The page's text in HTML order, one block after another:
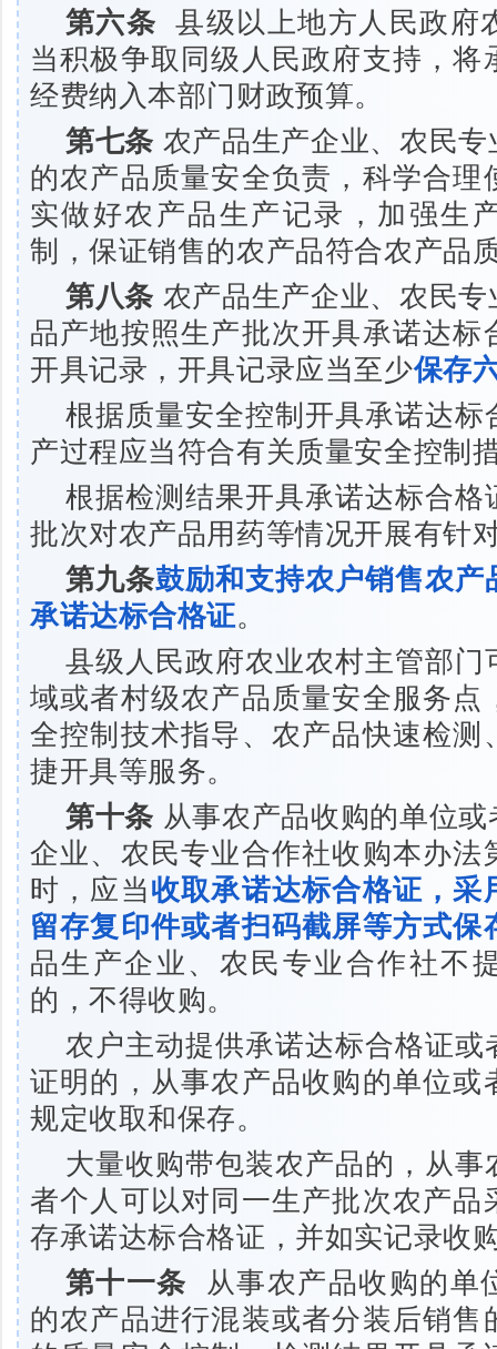
第六条 县级以上地方人民政府
当积极争取同级人民政府支持，
经费纳入本部门财政预算。
第七条 农产品生产企业、农民
的农产品质量安全负责，科学合理
实做好农产品生产记录，加强生
制，保证销售的农产品符合农产品
第八条 农产品生产企业、农民
品产地按照生产批次开具承诺达标
开具记录，开具记录应当至少保存
根据质量安全控制开具承诺达
产过程应当符合有关质量安全控制
根据检测结果开具承诺达标合
批次对农产品用药等情况开展有针
第九条鼓励和支持农户销售农
承诺达标合格证。
县级人民政府农业农村主管部
域或者村级农产品质量安全服务点
全控制技术指导、农产品快速检测
捷开具等服务。
第十条 从事农产品收购的单位
企业、农民专业合作社收购本办法
时，应当收取承诺达标合格证，采
留存复印件或者扫码截屏等方式保
品生产企业、农民专业合作社不
的，不得收购。
农户主动提供承诺达标合格证
证明的，从事农产品收购的单位或
规定收取和保存。
大量收购带包装农产品的，从
者个人可以对同一生产批次农产品
存承诺达标合格证，并如实记录收
第十一条 从事农产品收购的单
的农产品进行混装或者分装后销售